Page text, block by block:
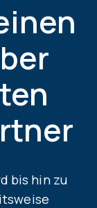
bis hin zu